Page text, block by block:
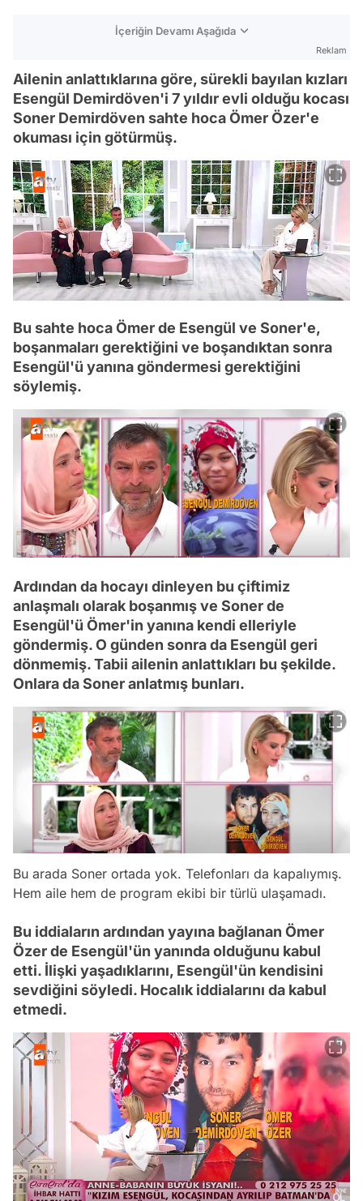
İçeriğin Devamı Aşağıda
Reklam
Ailenin anlattıklarına göre, sürekli bayılan kızları
Esengül Demirdöven'i 7 yıldır evli olduğu kocası
Soner Demirdöven sahte hoca Ömer Özer'e
okuması için götürmüş.
Bu sahte hoca Ömer de Esengül ve Soner'e,
boşanmaları gerektiğini ve boşandıktan sonra
Esengül'ü yanına göndermesi gerektiğini
söylemiş.
Ardından da hocayı dinleyen bu çiftimiz
anlaşmalı olarak boşanmış ve Soner de
Esengül'ü Ömer'in yanına kendi elleriyle
göndermiş. O günden sonra da Esengül geri
dönmemiş. Tabii ailenin anlattıkları bu şekilde.
Onlara da Soner anlatmış bunları.
Bu arada Soner ortada yok. Telefonları da kapalıymış.
Hem aile hem de program ekibi bir türlü ulaşamadı.
Bu iddiaların ardından yayına bağlanan Ömer
Özer de Esengül'ün yanında olduğunu kabul
etti. İlişki yaşadıklarını, Esengül'ün kendisini
sevdiğini söyledi. Hocalık iddialarını da kabul
etmedi.